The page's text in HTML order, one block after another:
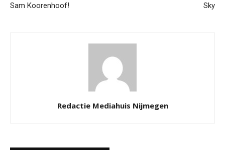
Sam Koorenhoof!
Sky
Redactie Mediahuis Nijmegen